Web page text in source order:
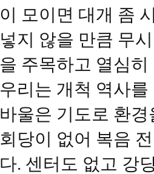
이 모이면 대개 좀
넣지 않을 만큼 무
을 주목하고 열심
우리는 개척 역사
바울은 기도로 환
회당이 없어 복음
다. 센터도 없고 강